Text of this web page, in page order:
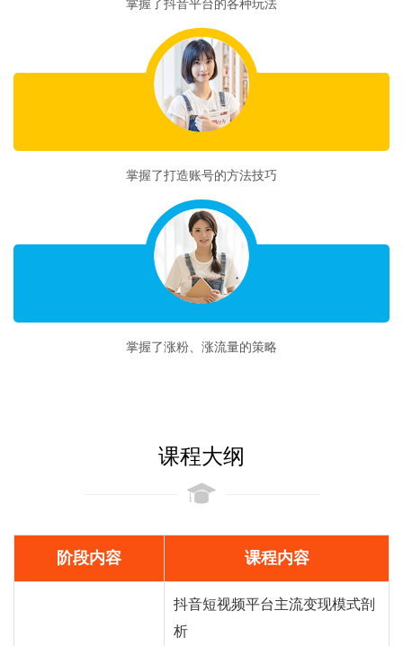
掌握了抖音平台的各种玩法
收获二
掌握了打造账号的方法技巧
收获三
掌握了涨粉、涨流量的策略
课程大纲
阶段内容 课程内容
抖音短视频平台主流变现模式剖
析